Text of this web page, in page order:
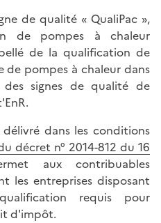
de qualité « QualiPac »,
de pompes à chaleur
de la qualification de
de pompes à chaleur dans
des signes de qualité de
dans les conditions
décret n° 2014-812 du 16
aux contribuables
les entreprises disposant
requis pour
d'impôt.